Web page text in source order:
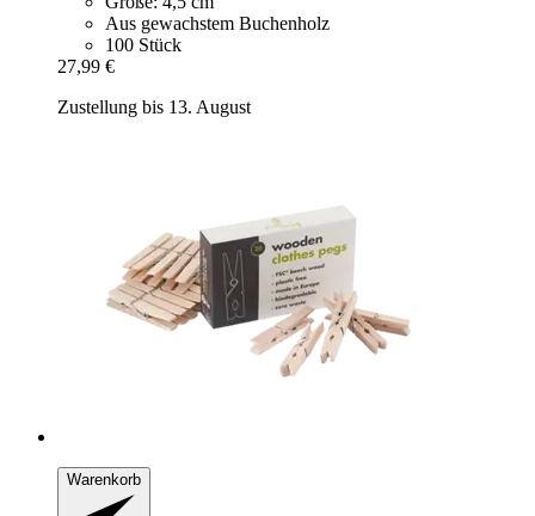
Aus gewachstem Buchenholz
100 Stück
27,99 €
Zustellung bis 13. August
Warenkorb